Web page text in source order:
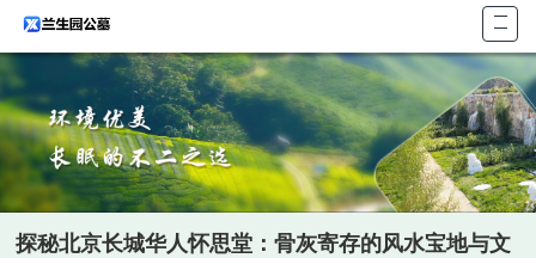
首页
关于
墓型
陵园
探秘北京长城华人怀思堂：骨灰寄存的风水宝地与文